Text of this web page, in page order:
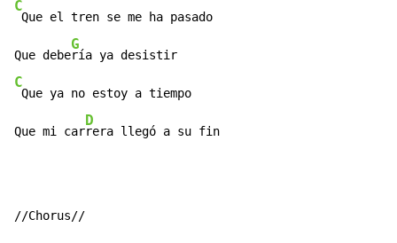
C
Que el tren se me ha pasado
Que debe
G
C
Que ya no estoy a tiempo
Que mi car
D
rera llegó a su fin
//Chorus//